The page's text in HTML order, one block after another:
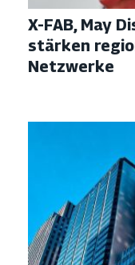
X-FAB, May
stärken
Netzwerke